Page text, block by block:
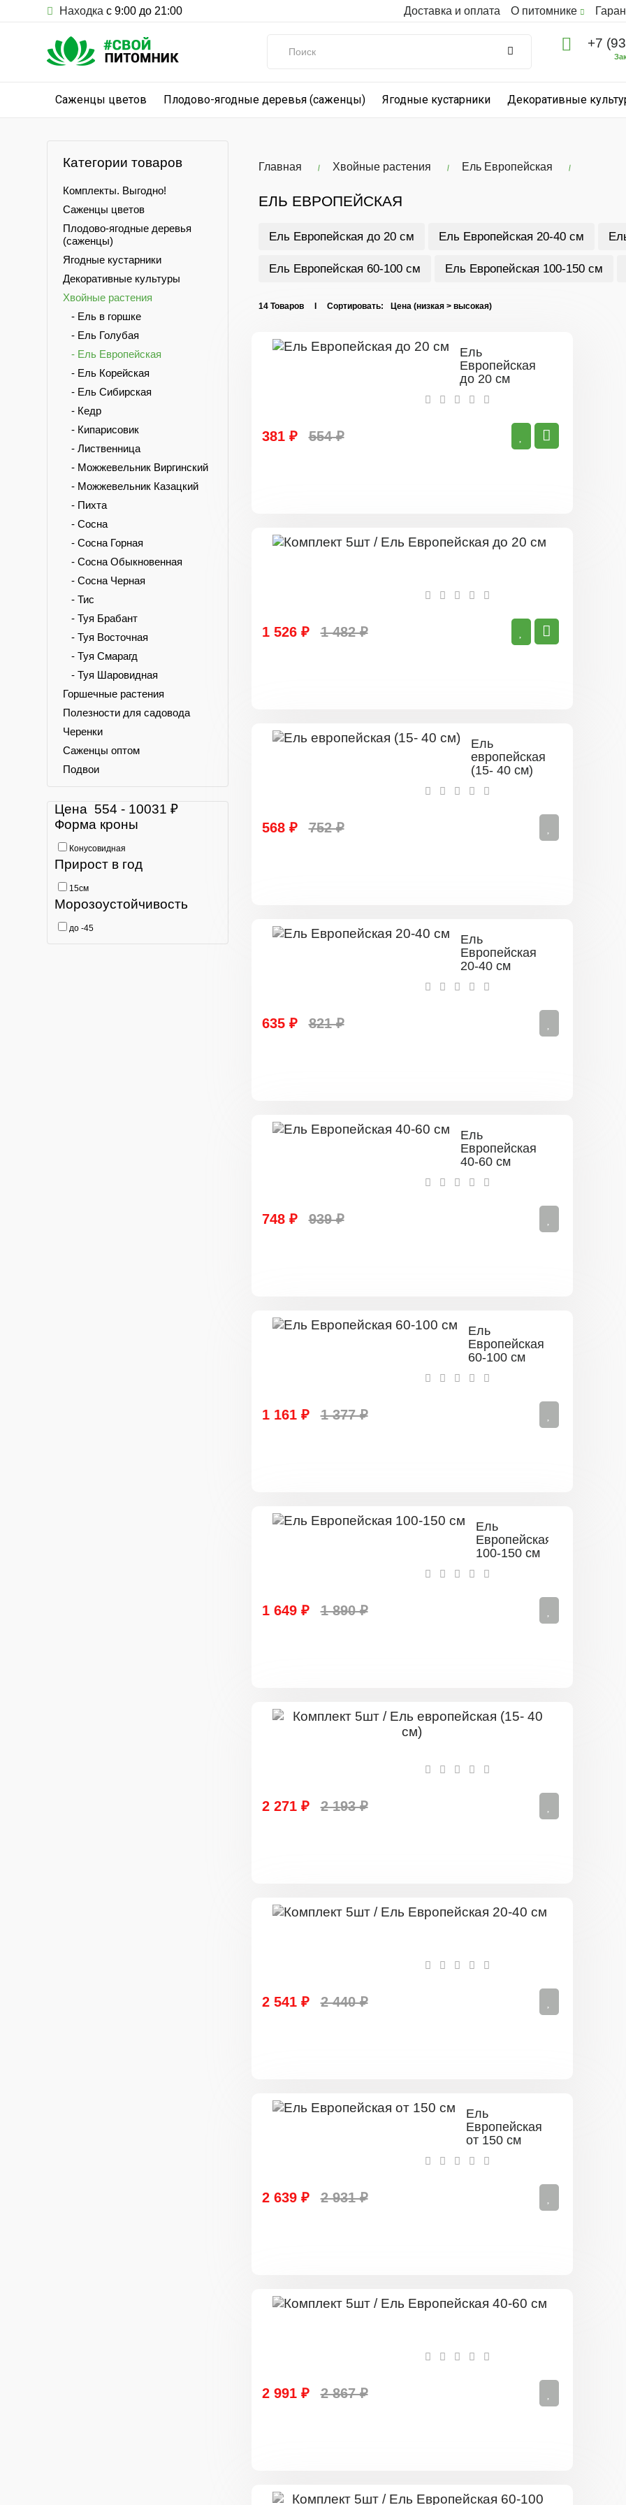
Находка с 9:00 до 21:00 Доставка и оплата О питомнике
+7
Саженцы цветов Плодово-ягодные деревья (саженцы) Ягодные кустарники Декоративные
Категории товаров
Комплекты. Выгодно!
Саженцы цветов
Плодово-ягодные деревья
(саженцы)
Ягодные кустарники
Декоративные культуры
Хвойные растения
- Ель в горшке
- Ель Голубая
- Ель Европейская
- Ель Корейская
- Ель Сибирская
- Кедр
- Кипарисовик
- Лиственница
- Можжевельник Виргинский
- Можжевельник Казацкий
- Пихта
- Сосна
- Сосна Горная
- Сосна Обыкновенная
- Сосна Черная
- Тис
- Туя Брабант
- Туя Восточная
- Туя Смарагд
- Туя Шаровидная
Горшечные растения
Полезности для садовода
Черенки
Саженцы оптом
Подвои
Цена 554 - 10031 ₽
Форма кроны
Конусовидная
Прирост в год
15см
Морозоустойчивость
до -45
Главная Хвойные растения Ель Европейская
ЕЛЬ ЕВРОПЕЙСКАЯ
Ель Европейская до 20 см Ель Европейская 20-40 см
Ель Европейская 60-100 см Ель Европейская 100-150 см
14 Товаров I Сортировать:
Ель
Европейская
до 20 см
381 ₽ 554 ₽
см
1 526 ₽ 1 482 ₽
Ель
европейская
(15- 40 см)
568 ₽ 752 ₽
Ель
Европейская
20-40 см
635 ₽ 821 ₽
Ель
Европейская
40-60 см
748 ₽ 939 ₽
Ель
Европейская
60-100 см
1 161 ₽ 1 377 ₽
Ель
Европейская
100-150 см
1 649 ₽ 1 890 ₽
2 271 ₽ 2 193 ₽
см
2 541 ₽ 2 440 ₽
Ель
Европейская
от 150 см
2 639 ₽ 2 931 ₽
см
2 991 ₽ 2 867 ₽